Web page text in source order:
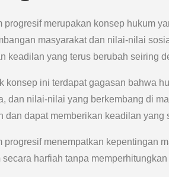
progresif merupakan konsep hukum
masyarakat dan nilai-nilai
keadilan yang terus berubah seiring
konsep ini terdapat gagasan bahwa
dan nilai-nilai yang berkembang di
dan dapat memberikan keadilan yang
progresif menempatkan kepentingan
secara harfiah tanpa